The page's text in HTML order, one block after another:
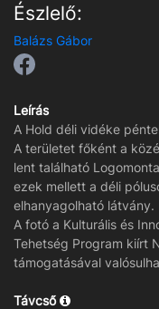
Észlelő:
Balázs Gábor
Leírás
A Hold déli vidéke
A területet főként a
lent található
ezek mellett a déli
elhanyagolható látvány.
A fotó a Kulturális és
Tehetség Program kiírt
támogatásával
Távcső